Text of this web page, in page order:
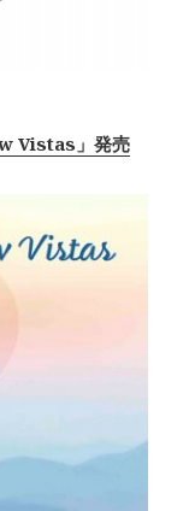
Vistas」発売